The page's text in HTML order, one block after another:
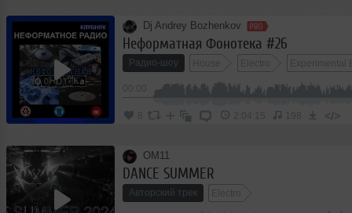
Dj Andrey Bozhenkov
Неформатная Фонотека #26
Радио-шоу House Electro Experimental
2:04:15 198 </>
OM11
DANCE SUMMER
Авторский трек Electro